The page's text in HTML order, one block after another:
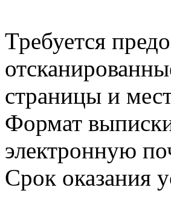
Требуется
страницы и
Формат
электронную
Срок оказания